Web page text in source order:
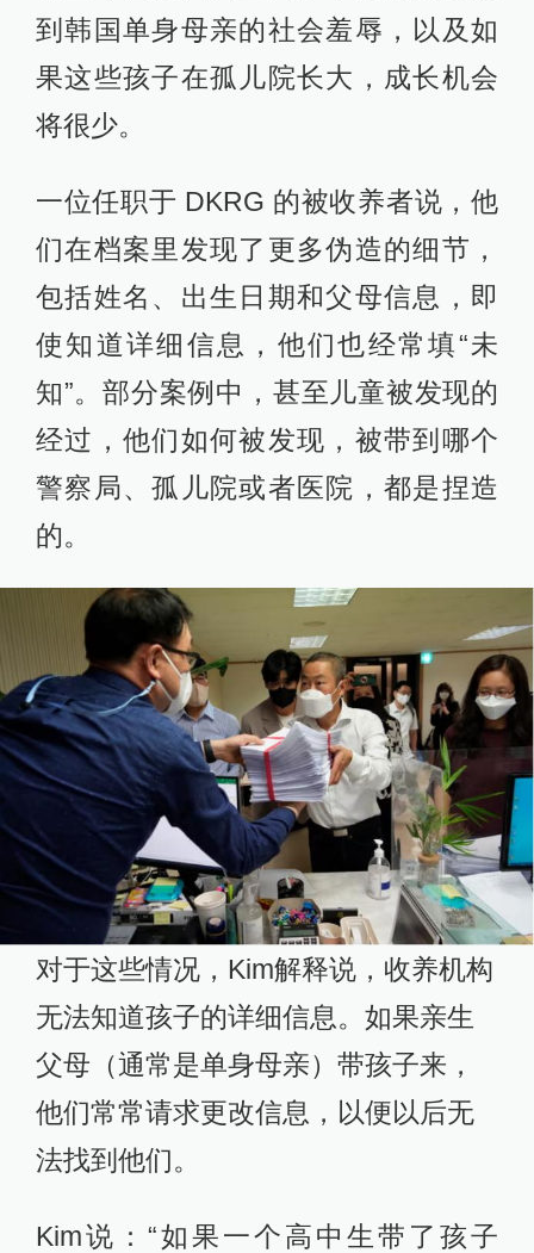
到韩国单身母亲的社会羞辱，以及如
果这些孩子在孤儿院长大，成长机会
将很少。
一位任职于 DKRG 的被收养者说，他
们在档案里发现了更多伪造的细节，
包括姓名、出生日期和父母信息，即
使知道详细信息，他们也经常填“未
知”。部分案例中，甚至儿童被发现的
经过，他们如何被发现，被带到哪个
警察局、孤儿院或者医院，都是捏造
的。
对于这些情况，Kim解释说，收养机构
无法知道孩子的详细信息。如果亲生
父母（通常是单身母亲）带孩子来，
他们常常请求更改信息，以便以后无
法找到他们。
Kim说：“如果一个高中生带了孩子